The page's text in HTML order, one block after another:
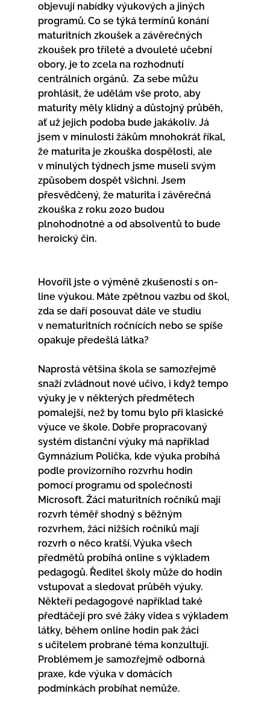
objevují nabídky výukových a jiných
programů. Co se týká termínů konání
maturitních zkoušek a závěrečných
zkoušek pro tříleté a dvouleté učební
obory, je to zcela na rozhodnutí
centrálních orgánů.  Za sebe můžu
prohlásit, že udělám vše proto, aby
maturity měly klidný a důstojný průběh,
ať už jejich podoba bude jakákoliv. Já
jsem v minulosti žákům mnohokrát říkal,
že maturita je zkouška dospělosti, ale
v minulých týdnech jsme museli svým
způsobem dospět všichni. Jsem
přesvědčený, že maturita i závěrečná
zkouška z roku 2020 budou
plnohodnotné a od absolventů to bude
heroický čin.
Hovořil jste o výměně zkušeností s on-
line výukou. Máte zpětnou vazbu od škol,
zda se daří posouvat dále ve studiu
v nematuritních ročnících nebo se spíše
opakuje předešlá látka?
Naprostá většina škola se samozřejmě
snaží zvládnout nové učivo, i když tempo
výuky je v některých předmětech
pomalejší, než by tomu bylo při klasické
výuce ve škole. Dobře propracovaný
systém distanční výuky má například
Gymnázium Polička, kde výuka probíhá
podle provizorního rozvrhu hodin
pomocí programu od společnosti
Microsoft. Žáci maturitních ročníků mají
rozvrh téměř shodný s běžným
rozvrhem, žáci nižších ročníků mají
rozvrh o něco kratší. Výuka všech
předmětů probíhá online s výkladem
pedagogů. Ředitel školy může do hodin
vstupovat a sledovat průběh výuky.
Někteří pedagogové například také
předtáčejí pro své žáky videa s výkladem
látky, během online hodin pak žáci
s učitelem probrané téma konzultují.
Problémem je samozřejmě odborná
praxe, kde výuka v domácích
podmínkách probíhat nemůže.